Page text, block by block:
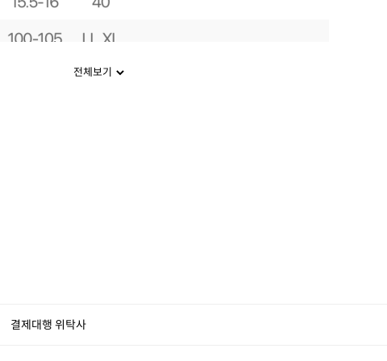
전체보기
결제대행 위탁사